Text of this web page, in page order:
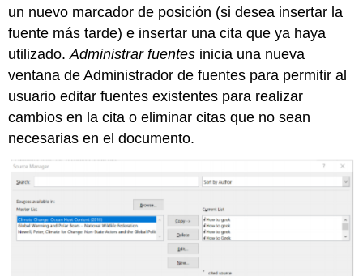
un nuevo marcador de posición (si desea insertar la
fuente más tarde) e insertar una cita que ya haya
utilizado.Administrar fuentes inicia una nueva
ventana de Administrador de fuentes para permitir al
usuario editar fuentes existentes para realizar
cambios en la cita o eliminar citas que no sean
necesarias en el documento.